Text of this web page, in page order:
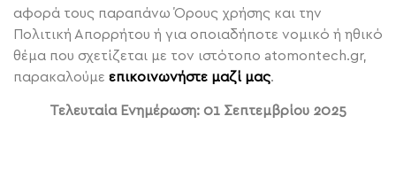
αφορά τους παραπάνω Όρους χρήσης και την
Πολιτική Απορρήτου ή για οποιαδήποτε νομικό ή ηθικό
θέμα που σχετίζεται με τον ιστότοπο atomontech.gr,
παρακαλούμε επικοινωνήστε μαζί μας.
Τελευταία Ενημέρωση: 01 Σεπτεμβρίου 2025